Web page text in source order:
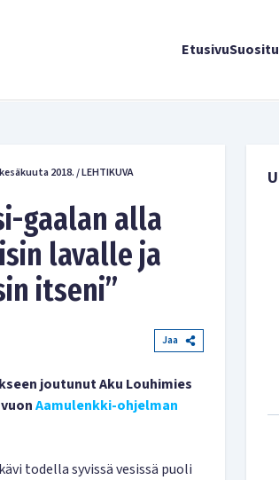
Etusivu
2018./LEHTIKUVA
gaalan alla
lavalle ja
itseni”
Jaa
joutunut Aku Louhimies
Aamulenkki-ohjelman
kävi todella syvissä vesissä puoli